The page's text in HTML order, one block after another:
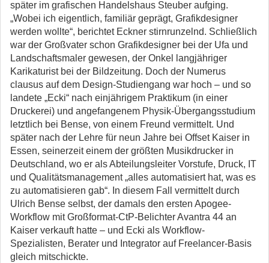
später im grafischen Handelshaus Steuber aufging.
„Wobei ich eigentlich, familiär geprägt, Grafikdesigner
werden wollte“, berichtet Eckner stirnrunzelnd. Schließlich
war der Großvater schon Grafikdesigner bei der Ufa und
Landschaftsmaler gewesen, der Onkel langjähriger
Karikaturist bei der Bildzeitung. Doch der Numerus
clausus auf dem Design-Studiengang war hoch – und so
landete „Ecki“ nach einjährigem Praktikum (in einer
Druckerei) und angefangenem Physik-Übergangsstudium
letztlich bei Bense, von einem Freund vermittelt. Und
später nach der Lehre für neun Jahre bei Offset Kaiser in
Essen, seinerzeit einem der größten Musikdrucker in
Deutschland, wo er als Abteilungsleiter Vorstufe, Druck, IT
und Qualitätsmanagement „alles automatisiert hat, was es
zu automatisieren gab“. In diesem Fall vermittelt durch
Ulrich Bense selbst, der damals den ersten Apogee-
Workflow mit Großformat-CtP-Belichter Avantra 44 an
Kaiser verkauft hatte – und Ecki als Workflow-
Spezialisten, Berater und Integrator auf Freelancer-Basis
gleich mitschickte.